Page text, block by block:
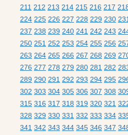
211 212 213 214 215 216 217
224 225 226 227 228 229 230 231
237 238 239 240 241 242 243
250 251 252 253 254 255 256
263 264 265 266 267 268 269
276 277 278 279 280 281 282
289 290 291 292 293 294 295
302 303 304 305 306 307 308
315 316 317 318 319 320 321
328 329 330 331 332 333 334
341 342 343 344 345 346 347